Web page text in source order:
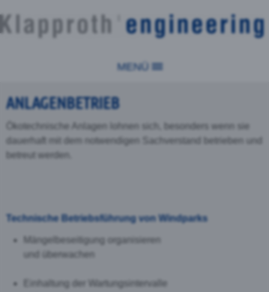
MENÜ
ANLAGENBETRIEB
Ökotechnische Anlagen lohnen sich, besonders wenn sie
dauerhaft mit dem notwendigen Sachverstand betrieben und
betreut werden.
Technische Betriebsführung von Windparks
Mängelbeseitigung organisieren
und überwachen
Einhaltung der Wartungsintervalle